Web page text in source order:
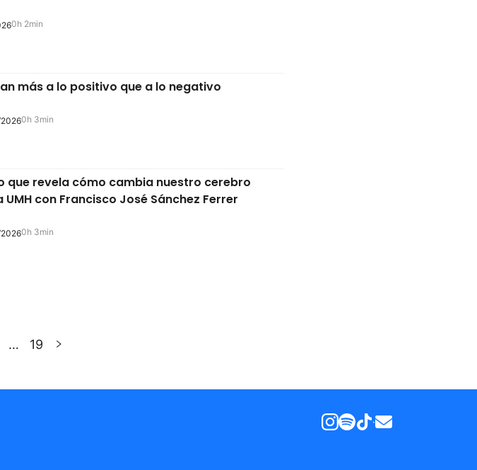
0h 2min
más a lo positivo que a lo negativo
0h 3min
que revela cómo cambia nuestro cerebro
con Francisco José Sánchez Ferrer
0h 3min
… 19
·